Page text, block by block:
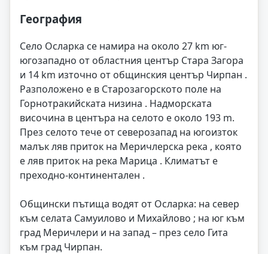
География
Село Осларка се намира на около 27 km юг-
югозападно от областния център Стара Загора
и 14 km източно от общинския център Чирпан .
Разположено е в Старозагорското поле на
Горнотракийската низина . Надморската
височина в центъра на селото е около 193 m.
През селото тече от северозапад на югоизток
малък ляв приток на Меричлерска река , която
е ляв приток на река Марица . Климатът е
преходно-континентален .
Общински пътища водят от Осларка: на север
към селата Самуилово и Михайлово ; на юг към
град Меричлери и на запад – през село Гита
към град Чирпан.